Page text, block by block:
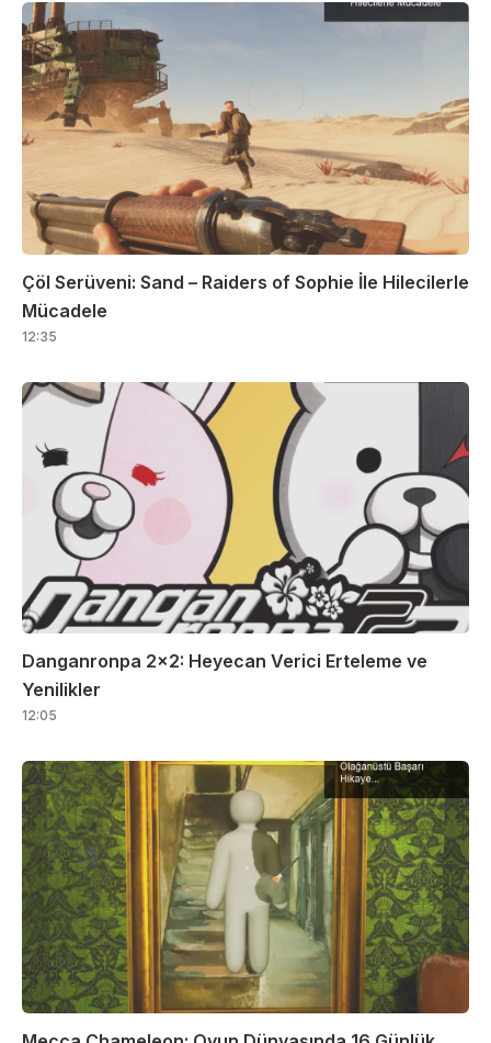
Çöl Serüveni: Sand – Raiders of Sophie İle Hilecilerle
Mücadele
12:35
Danganronpa 2×2: Heyecan Verici Erteleme ve
Yenilikler
12:05